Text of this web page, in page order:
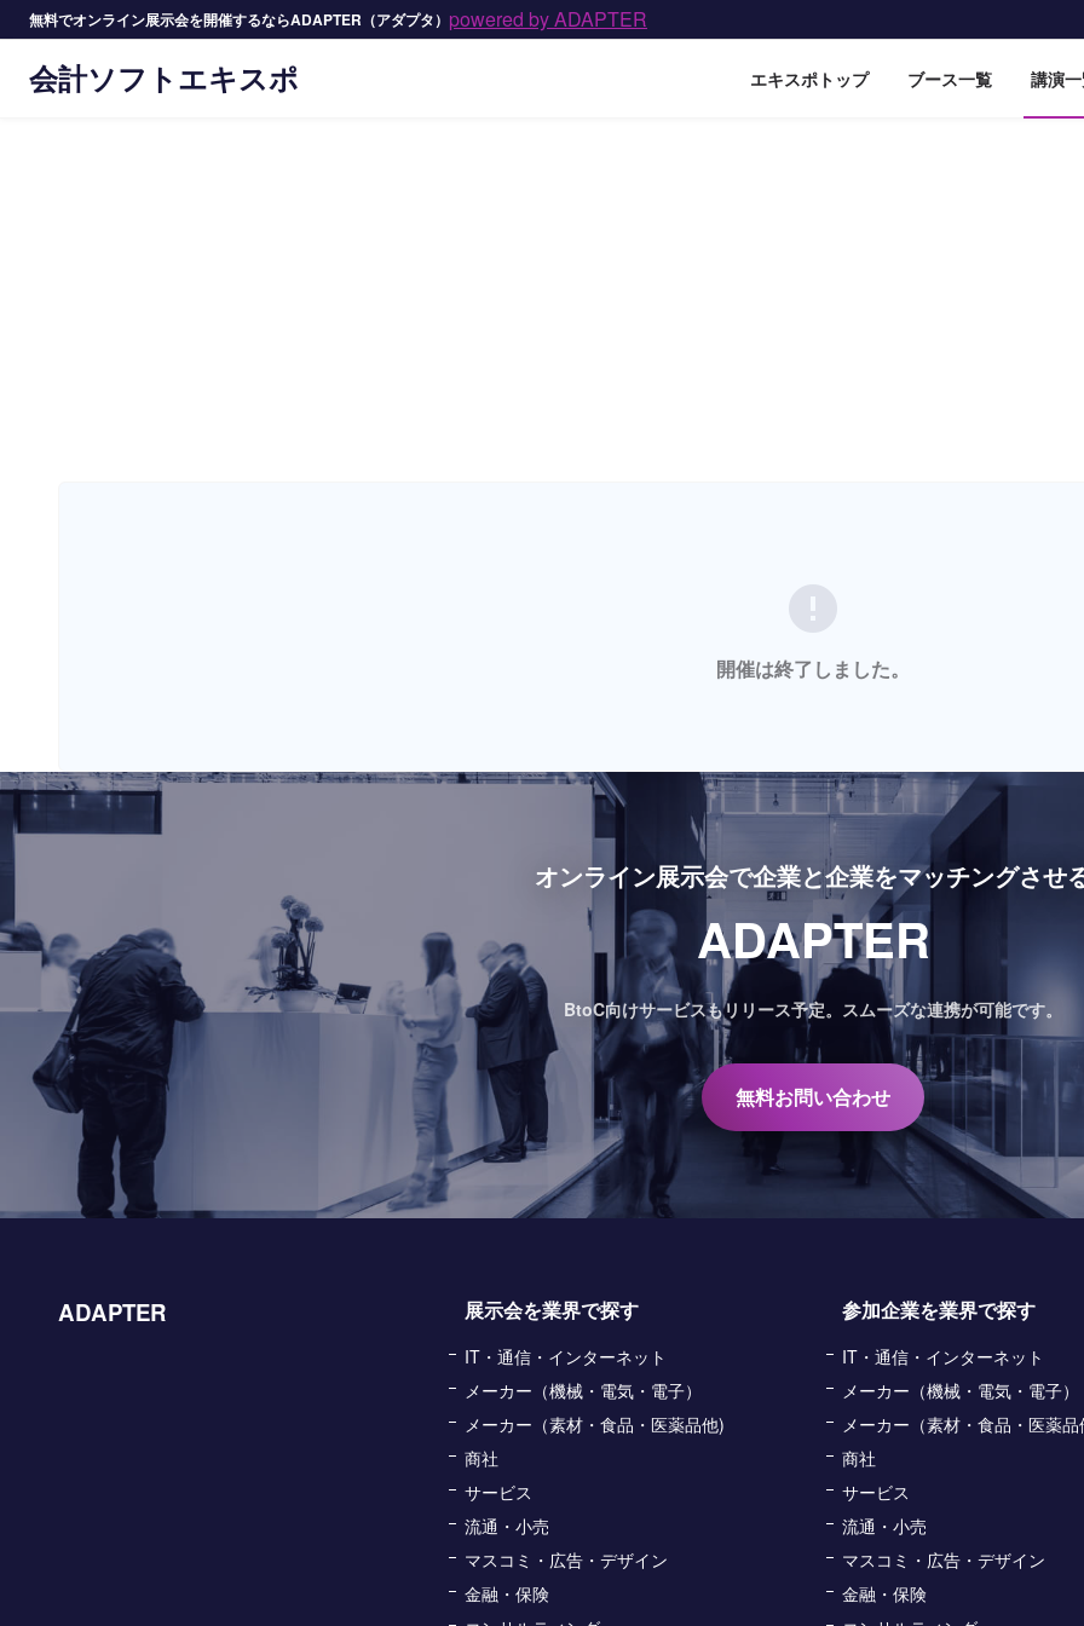
無料でオンライン展示会を開催するならADAPTER（アダプタ） powered by ADAPTER
会計ソフトエキスポ エキスポトップ ブース一覧 講演
error
開催は終了しました。
オンライン展示会で企業と企業をマッチングさせ
ADAPTER
BtoC向けサービスもリリース予定。 スムーズな連携が可能です。
無料お問い合わせ
ADAPTER 展示会を業界で探す
IT・通信・インターネット
メーカー（機械・電気・電子）
メーカー（素材・食品・医薬品他)
商社
サービス
流通・小売
マスコミ・広告・デザイン
金融・保険
参加企業を業界で探す
IT・通信・インターネット
メーカー（機械・電気・電子）
メーカー（素材・食品・医薬品
商社
サービス
流通・小売
マスコミ・広告・デザイン
金融・保険